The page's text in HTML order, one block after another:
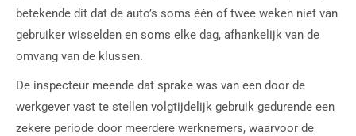
betekende dit dat de auto’s soms één of twee weken niet van
gebruiker wisselden en soms elke dag, afhankelijk van de
omvang van de klussen.
De inspecteur meende dat sprake was van een door de
werkgever vast te stellen volgtijdelijk gebruik gedurende een
zekere periode door meerdere werknemers, waarvoor de